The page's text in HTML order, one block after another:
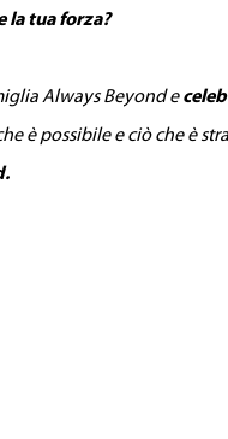
la tua forza?
Always Beyond e
è possibile e ciò che è